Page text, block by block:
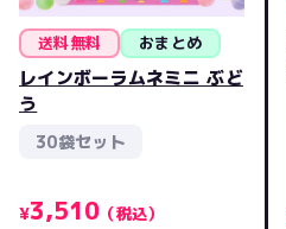
送料無料 おまとめ
レインボーラムネミニ ぶど
う
30袋セット
¥3,510 （税込）